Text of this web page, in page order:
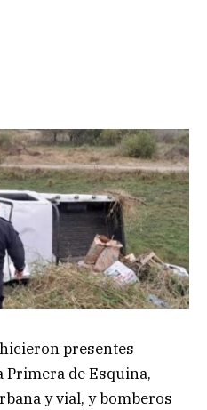
presentes
Primera de Esquina,
y vial, y bomberos